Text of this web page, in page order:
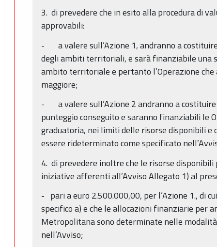
3. di prevedere che in esito alla procedura di
approvabili:
- a valere sull’Azione 1, andranno a
degli ambiti territoriali, e sarà finanziabile una
ambito territoriale e pertanto l’Operazione
maggiore;
- a valere sull’Azione 2 andranno a costituire
punteggio conseguito e saranno finanziabili le
graduatoria, nei limiti delle risorse disponibili e
essere rideterminato come specificato
4. di prevedere inoltre che le risorse
iniziative afferenti all’Avviso Allegato 1) al
- pari a euro 2.500.000,00, per l’Azione 1., di
specifico a) e che le allocazioni finanziarie per
Metropolitana sono determinate nelle
nell’Avviso;